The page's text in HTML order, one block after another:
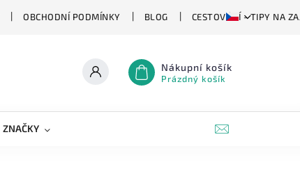
OBCHODNÍ PODMÍNKY BLOG CESTOVÁNÍ - TIPY NA
Nákupní košík
Prázdný košík
ZNAČKY